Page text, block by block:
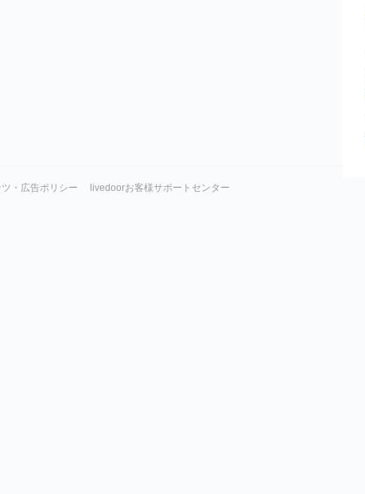
ツ・広告ポリシー livedoorお客様サポートセンター